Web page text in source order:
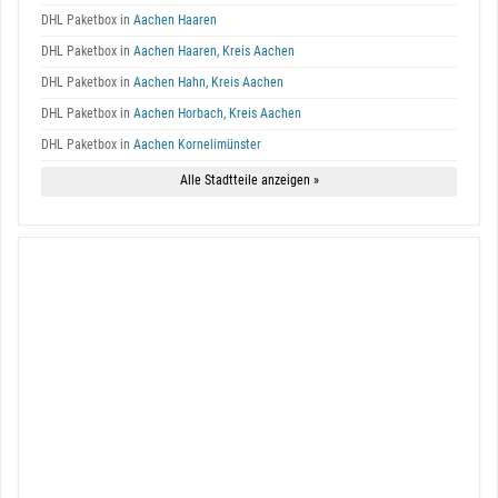
DHL Paketbox in Aachen Haaren
DHL Paketbox in Aachen Haaren, Kreis Aachen
DHL Paketbox in Aachen Hahn, Kreis Aachen
DHL Paketbox in Aachen Horbach, Kreis Aachen
DHL Paketbox in Aachen Kornelimünster
Alle Stadtteile anzeigen »